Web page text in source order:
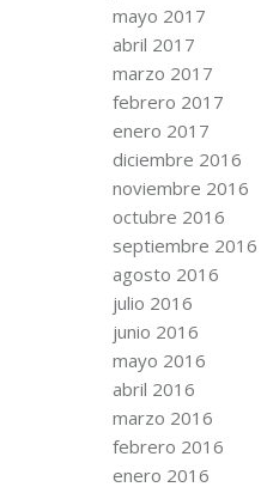
mayo 2017
abril 2017
marzo 2017
febrero 2017
enero 2017
diciembre 2016
noviembre 2016
octubre 2016
septiembre 2016
agosto 2016
julio 2016
junio 2016
mayo 2016
abril 2016
marzo 2016
febrero 2016
enero 2016